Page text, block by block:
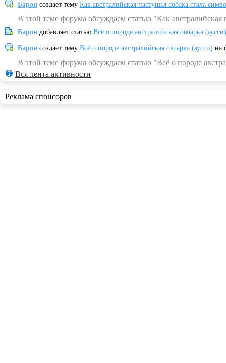
Барон создает тему Как австралийская пастушья собака стала
В этой теме форума обсуждаем статью "Как
Барон добавляет статью Всё о породе австралийская овчарка (аусси)
Барон создает тему Всё о породе австралийская овчарка (аусси) на
В этой теме форума обсуждаем статью "Всё о породе
Вся лента активности
Реклама спонсоров